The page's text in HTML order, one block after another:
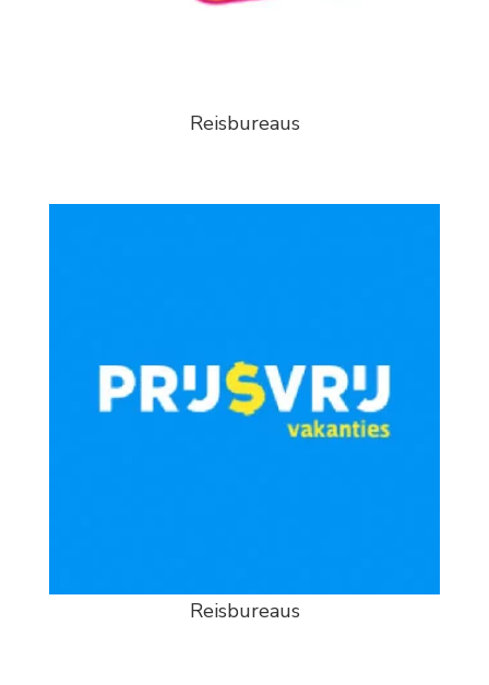
Reisbureaus
Reisbureaus